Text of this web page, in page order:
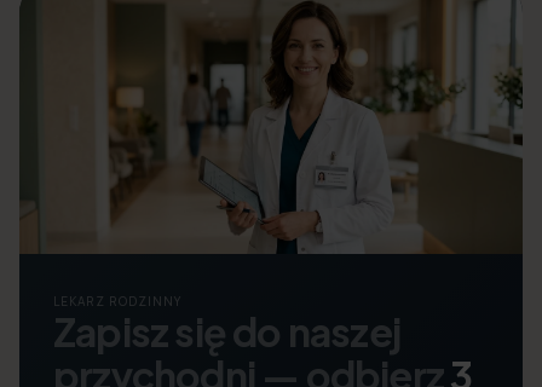
LEKARZ RODZINNY
Zapisz się do naszej
przychodni — odbierz3